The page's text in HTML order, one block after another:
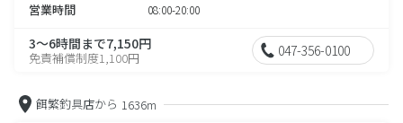
営業時間 08:00-20:00
3～6時間まで7,150円
免責補償制度1,100円 047-356-0100
餌繁釣具店から 1636m